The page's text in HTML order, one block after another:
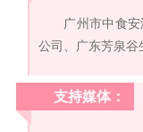
广州市中食
公司、广东芳泉谷
支持媒体：